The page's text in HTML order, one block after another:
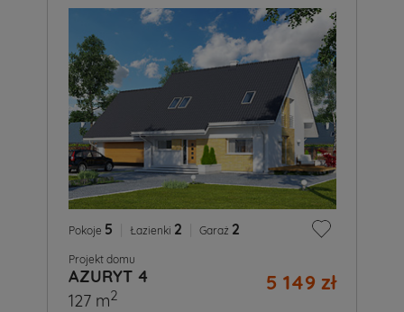
Pokoje 5 Łazienki 2 Garaż 2
Projekt domu
AZURYT 4 5 149 zł
127 m2